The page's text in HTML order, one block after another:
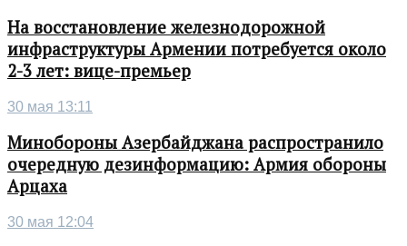
На восстановление железнодорожной
инфраструктуры Армении потребуется около
2-3 лет: вице-премьер
30 мая 13:11
Минобороны Азербайджана распространило
очередную дезинформацию: Армия обороны
Арцаха
30 мая 12:04